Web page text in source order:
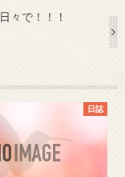
々で！！！
日誌